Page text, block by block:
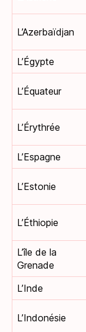
L’Azerbaïdjan
L’Égypte
L’Équateur
L’Érythrée
L’Espagne
L’Estonie
L’Éthiopie
L’île de la
Grenade
L’Inde
L’Indonésie